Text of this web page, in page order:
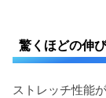
驚くほどの伸
ストレッチ性能